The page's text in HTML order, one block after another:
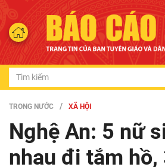
TRONG NƯỚC XÃ HỘI
Nghệ An: 5 nữ
nhau đi tắm hồ,